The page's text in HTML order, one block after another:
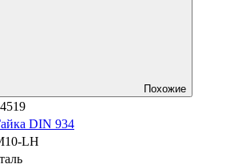
Похожие
DIN 934
LH